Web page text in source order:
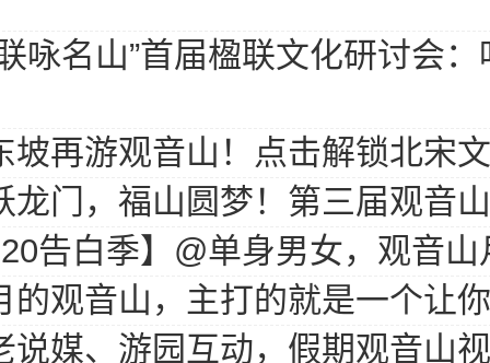
咏名山”首届楹联文化研讨会
坡再游观音山！点击解锁北宋
龙门，福山圆梦！第三届观音
告白季】@单身男女，观音
的观音山，主打的就是一个让你
说媒、游园互动，假期观音山